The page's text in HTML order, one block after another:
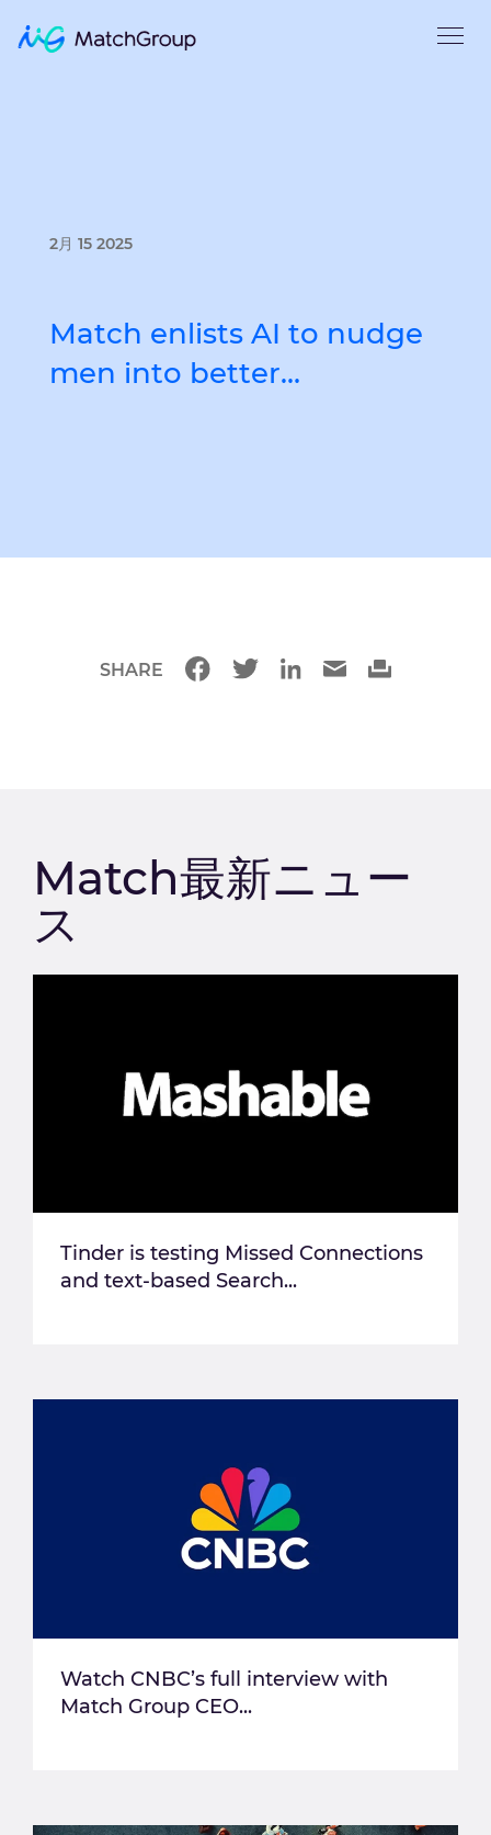
2月 15 2025
Match enlists AI to nudge
men into better…
SHARE
Match最新ニュー
ス
Tinder is testing Missed Connections
and text-based Search...
Watch CNBC’s full interview with
Match Group CEO...